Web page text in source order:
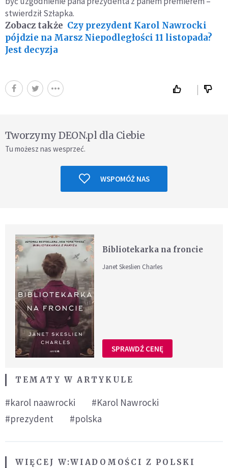
stwierdził Szłapka.
Zobacz także Czy prezydent Karol Nawrocki
pójdzie na Marsz Niepodległości 11 listopada?
Jest decyzja
Tworzymy DEON.pl dla Ciebie
Tu możesz nas wesprzeć.
WSPOMÓŻ NAS
Bibliotekarka na froncie
Janet Skeslien Charles
SPRAWDŹ CENĘ
TEMATY W ARTYKULE
#karol naawrocki
#Karol Nawrocki
#prezydent
#polska
WIĘCEJ W:WIADOMOŚCI Z POLSKI